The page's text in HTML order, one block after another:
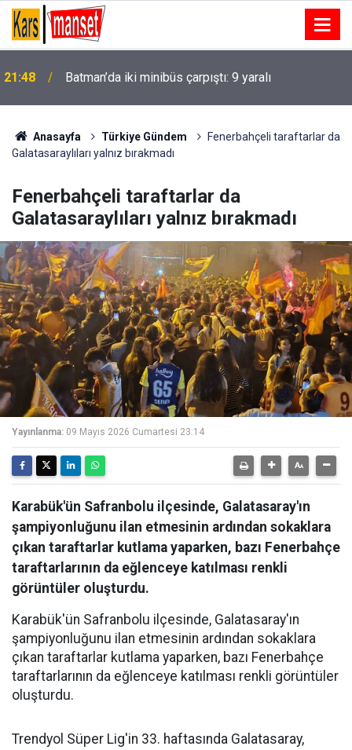
21:48 Batman’da iki minibüs çarpıştı: 9 yaralı
21:41
ambulansa ulaştırıldı
Anasayfa Türkiye Gündem
Fenerbahçeli taraftarlar da
Galatasaraylıları yalnız bırakmadı
Fenerbahçeli taraftarlar da
Galatasaraylıları yalnız bırakmadı
Yayınlanma: 09 Mayıs 2026 Cumartesi 23:14
Karabük'ün Safranbolu ilçesinde, Galatasaray'ın
şampiyonluğunu ilan etmesinin ardından sokaklara
çıkan taraftarlar kutlama yaparken, bazı Fenerbahçe
taraftarlarının da eğlenceye katılması renkli
görüntüler oluşturdu.
Karabük'ün Safranbolu ilçesinde, Galatasaray'ın
şampiyonluğunu ilan etmesinin ardından sokaklara
çıkan taraftarlar kutlama yaparken, bazı Fenerbahçe
taraftarlarının da eğlenceye katılması renkli görüntüler
oluşturdu.
Trendyol Süper Lig'in 33. haftasında Galatasaray,